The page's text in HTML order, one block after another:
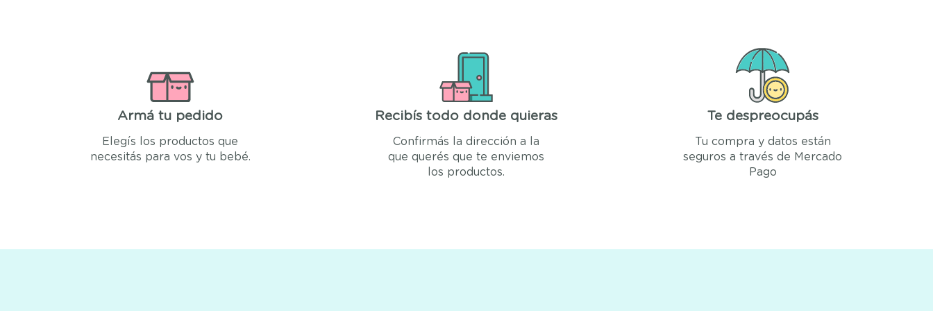
Armá tu pedido
Elegís los productos que
necesitás para vos y tu bebé.
Recibís todo donde quieras
Confirmás la dirección a la
que querés que te enviemos
los productos.
Te despreocupás
Tu compra y datos están
seguros a través de Mercado
Pago